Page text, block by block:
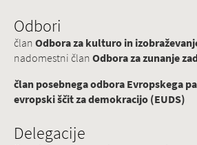
Odbori
članOdbora za kulturo in
nadomestni članOdbora za zunanje
član posebnega odbora Evropskega
evropski ščit za demokracijo (EUDS)
Delegacije